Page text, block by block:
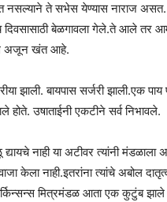
नसल्याने ते सभेस येण्यास नाराज असत.
दिवसासाठी बेळगावला गेले.ते आले तर
अजून खंत आहे.
झाली. बायपास सर्जरी झाली.एक
उषाताईनी एकटीने सर्व निभावले.
नाही या अटीवर त्यांनी मंडळाला
केला नाही.इतरांना त्यांचे अबोल
मित्रमंडळ आता एक कुटुंब